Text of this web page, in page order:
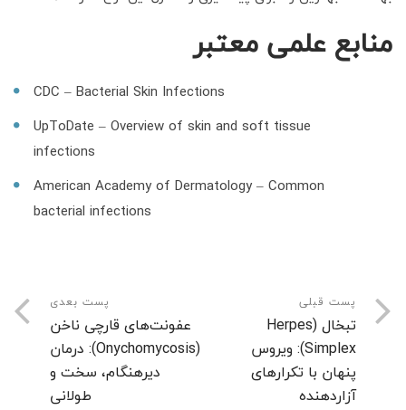
منابع علمی معتبر
CDC – Bacterial Skin Infections
UpToDate – Overview of skin and soft tissue
infections
American Academy of Dermatology – Common
bacterial infections
پست قبلی
تبخال (Herpes
Simplex): ویروس
پنهان با تکرارهای
آزاردهنده
پست بعدی
عفونت‌های قارچی ناخن
(Onychomycosis): درمان
دیرهنگام، سخت و
طولانی